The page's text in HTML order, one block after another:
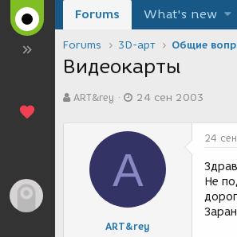
Forums What's new
Forums 3D-арт Общие
Видеокарты
в
ART&rey
а
а
з
д
а
и
24 сен 2003
A
ART&rey
24
Не